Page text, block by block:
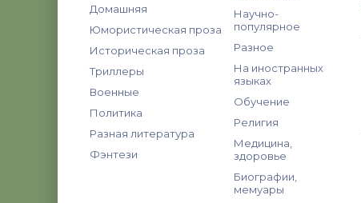
Домашняя
Юмористическая проза
Историческая проза
Триллеры
Военные
Политика
Разная литература
Фэнтези
Научно-
популярное
Разное
На иностранных
языках
Обучение
Религия
Медицина,
здоровье
Биографии,
мемуары